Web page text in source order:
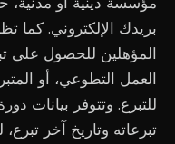
بريدك الإلكتروني. كما
المؤهلين للحصول على
العمل التطوعي، أو
للتبرع. وتتوفر بيانات
تبرعاته وتاريخ آخر